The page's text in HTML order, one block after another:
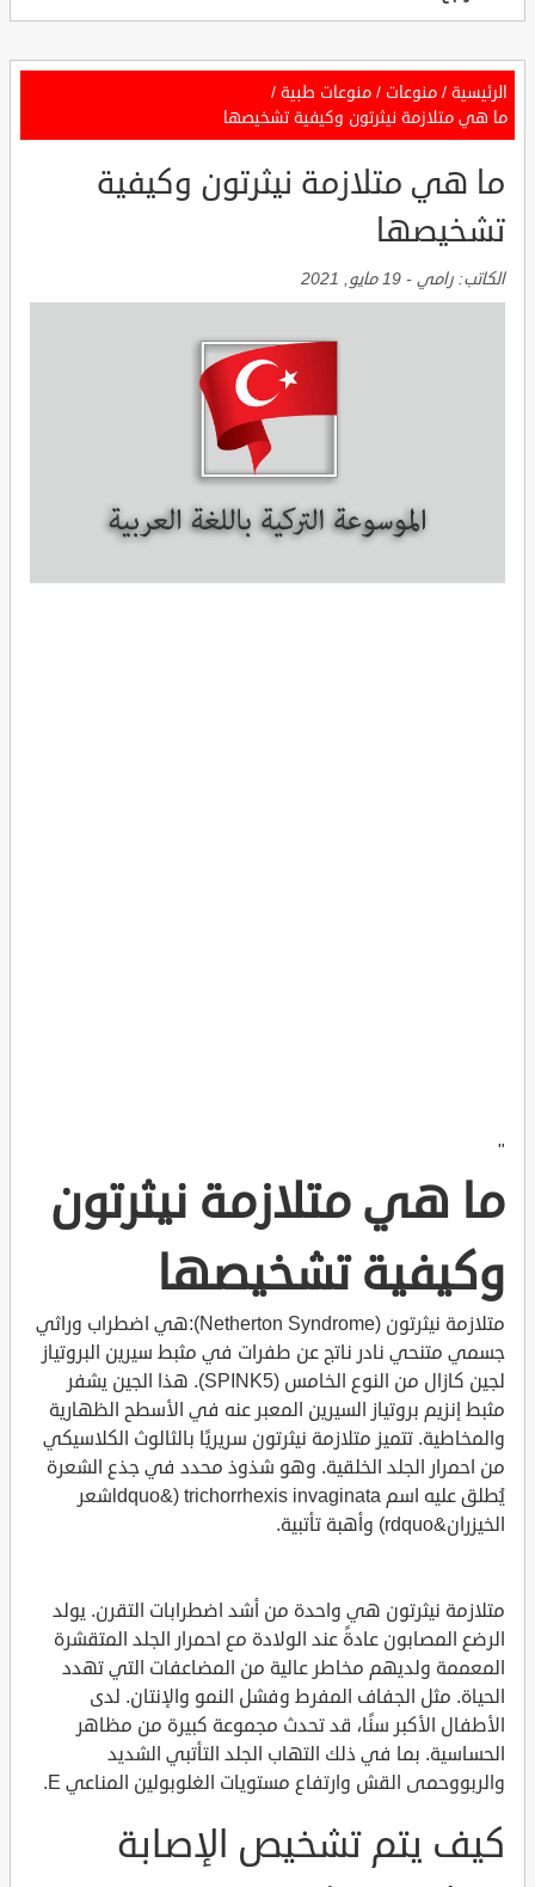
الرئيسية / منوعات / منوعات طبية /
ما هي متلازمة نيثرتون وكيفية تشخيصها
ما هي متلازمة نيثرتون وكيفية
تشخيصها
الكاتب: رامي - 19 مايو, 2021
"
ما هي متلازمة نيثرتون
وكيفية تشخيصها
متلازمة نيثرتون (Netherton Syndrome):هي اضطراب وراثي
جسمي متنحي نادر ناتج عن طفرات في مثبط سيرين البروتياز
لجين كازال من النوع الخامس (SPINK5). هذا الجين يشفر
مثبط إنزيم بروتياز السيرين المعبر عنه في الأسطح الظهارية
والمخاطية. تتميز متلازمة نيثرتون سريريًا بالثالوث الكلاسيكي
من احمرار الجلد الخلقية. وهو شذوذ محدد في جذع الشعرة
يُطلق عليه اسم trichorrhexis invaginata (&ldquoشعر
الخيزران&rdquo) وأهبة تأتبية.
متلازمة نيثرتون هي واحدة من أشد اضطرابات التقرن. يولد
الرضع المصابون عادةً عند الولادة مع احمرار الجلد المتقشرة
المعممة ولديهم مخاطر عالية من المضاعفات التي تهدد
الحياة. مثل الجفاف المفرط وفشل النمو والإنتان. لدى
الأطفال الأكبر سنًا، قد تحدث مجموعة كبيرة من مظاهر
الحساسية. بما في ذلك التهاب الجلد التأتبي الشديد
والربووحمى القش وارتفاع مستويات الغلوبولين المناعي E.
كيف يتم تشخيص الإصابة